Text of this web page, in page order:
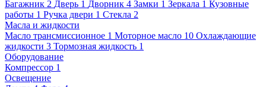
Багажник 2 Дверь 1 Дворник 4 Замки 1 Зеркала 1 Кузовные
работы 1 Ручка двери 1 Стекла 2
Масла и жидкости
Масло трансмиссионное 1 Моторное масло 10 Охлаждающие
жидкости 3 Тормозная жидкость 1
Оборудование
Компрессор 1
Освещение